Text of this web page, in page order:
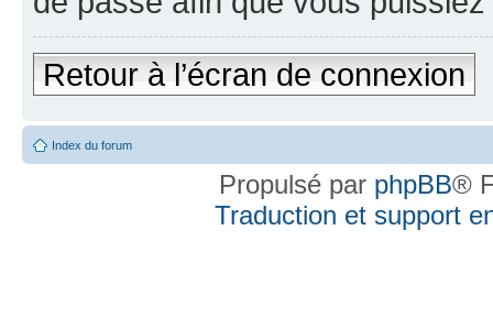
Retour à l’écran de connexion
Index du forum
Propulsé par phpBB®
Traduction et support